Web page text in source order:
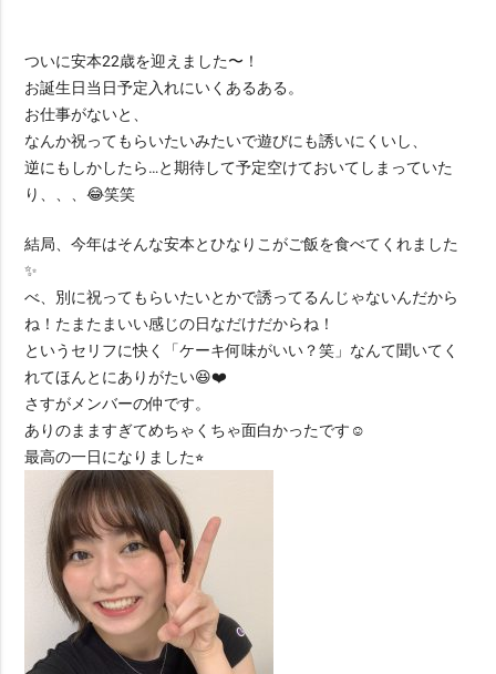
ついに安本22歳を迎えました〜！
お誕生日当日予定入れにいくあるある。
お仕事がないと、
なんか祝ってもらいたいみたいで遊びにも誘いにくいし、
逆にもしかしたら…と期待して予定空けておいてしまっていた
り、、、😂笑笑
結局、今年はそんな安本とひなりこがご飯を食べてくれました
✨
べ、別に祝ってもらいたいとかで誘ってるんじゃないんだから
ね！たまたまいい感じの日なだけだからね！
というセリフに快く「ケーキ何味がいい？笑」なんて聞いてく
れてほんとにありがたい😆❤️
さすがメンバーの仲です。
ありのまますぎてめちゃくちゃ面白かったです☺️
最高の一日になりました⭐︎